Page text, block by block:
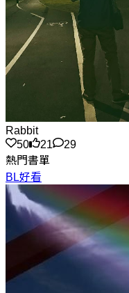
Rabbit
50
21
29
熱門書單
BL好看